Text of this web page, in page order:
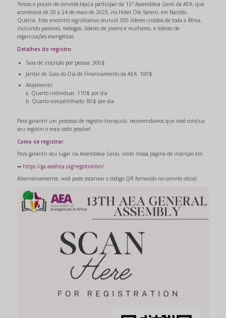
Temos o prazer de convidá-lo(a) a participar da 13ª Assembleia Geral da AEA, que
acontecerá de 20 a 24 de maio de 2025, no Hotel Ole Sereni, em Nairóbi,
Quênia. Este encontro significativo reunirá 300 líderes cristãos de toda a África,
incluindo pastores, teólogos, líderes de jovens e mulheres, e líderes de
organizações evangélicas.
Detalhes do registro:
Taxa de inscrição por pessoa: 300$
Jantar de Gala do Dia de Financiamento da AEA: 100$
Alojamento:
a. Quarto individual: 110$ por dia
b. Quarto compartilhado: 80$ por dia
Para garantir um processo de registro tranquilo, recomendamos que você conclua
seu registro o mais cedo possível.
Como se registrar:
Para garantir seu lugar na Assembleia Geral, visite nossa página de inscrição em:
➡ https://ga.aeafrica.org/registration/
Alternativamente, você pode escanear o código QR fornecido no convite oficial.